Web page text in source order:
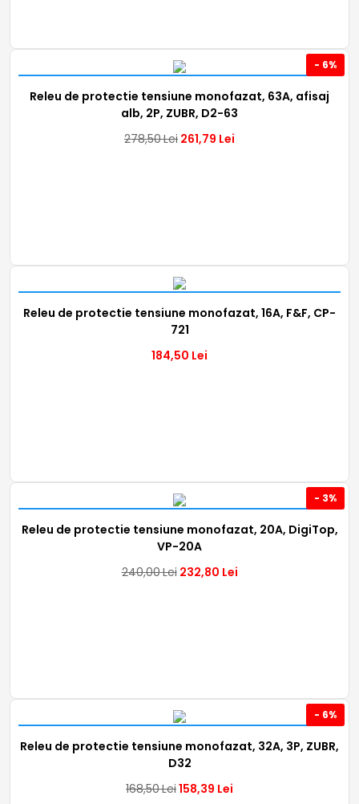
- 6%
Releu de protectie tensiune monofazat, 63A, afisaj
alb, 2P, ZUBR, D2-63
278,50Lei 261,79 Lei
Releu de protectie tensiune monofazat, 16A, F&F, CP-
721
184,50 Lei
- 3%
Releu de protectie tensiune monofazat, 20A, DigiTop,
VP-20A
240,00Lei 232,80 Lei
- 6%
Releu de protectie tensiune monofazat, 32A, 3P, ZUBR,
D32
168,50Lei158,39 Lei